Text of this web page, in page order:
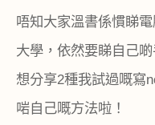
唔知大家溫書係慣睇
大學，依然要睇自己
想分享2種我試過嘅寫
啱自己嘅方法啦！